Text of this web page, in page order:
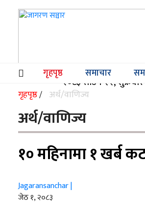
२०८३ साउन २२, शुक्रबार
गृहपृष्ठ
(current) समाचार
गृहपृष्ठ/ अर्थ/वाणिज्य
अर्थ/वाणिज्य
१० महिनामा १ खर्ब
Jagaransanchar |
जेठ १, २०८३